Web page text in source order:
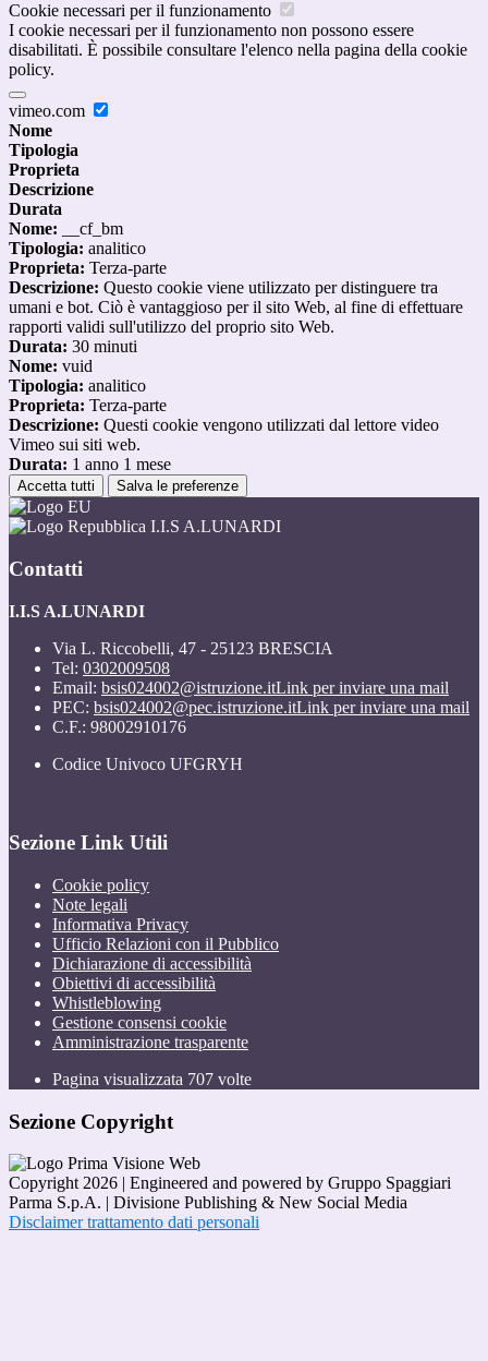
Cookie necessari per il funzionamento
I cookie necessari per il funzionamento non possono essere
disabilitati. È possibile consultare l'elenco nella pagina della cookie
policy.
vimeo.com
Nome
Tipologia
Proprieta
Descrizione
Durata
Nome: __cf_bm
Tipologia: analitico
Proprieta: Terza-parte
Descrizione: Questo cookie viene utilizzato per distinguere tra
umani e bot. Ciò è vantaggioso per il sito Web, al fine di effettuare
rapporti validi sull'utilizzo del proprio sito Web.
Durata: 30 minuti
Nome: vuid
Tipologia: analitico
Proprieta: Terza-parte
Descrizione: Questi cookie vengono utilizzati dal lettore video
Vimeo sui siti web.
Durata: 1 anno 1 mese
Accetta tutti Salva le preferenze
I.I.S A.LUNARDI
Contatti
I.I.S A.LUNARDI
Via L. Riccobelli, 47 - 25123 BRESCIA
Tel: 0302009508
Email: bsis024002@istruzione.itLink per inviare una mail
PEC: bsis024002@pec.istruzione.itLink per inviare una mail
C.F.: 98002910176
Codice Univoco UFGRYH
Sezione Link Utili
Cookie policy
Note legali
Informativa Privacy
Ufficio Relazioni con il Pubblico
Dichiarazione di accessibilità
Obiettivi di accessibilità
Whistleblowing
Gestione consensi cookie
Amministrazione trasparente
Pagina visualizzata 707 volte
Sezione Copyright
Copyright 2026 | Engineered and powered by Gruppo Spaggiari
Parma S.p.A. | Divisione Publishing & New Social Media
Disclaimer trattamento dati personali